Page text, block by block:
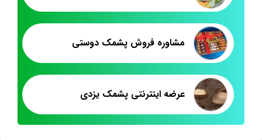
مشاوره فروش پشمک دوستی
عرضه اینترنتی پشمک یزدی